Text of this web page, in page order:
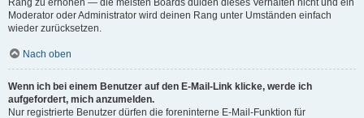
Rang zu erhöhen — die meisten Boards dulden dieses Verhalten nicht und ein
Moderator oder Administrator wird deinen Rang unter Umständen einfach
wieder zurücksetzen.
Nach oben
Wenn ich bei einem Benutzer auf den E-Mail-Link klicke, werde ich
aufgefordert, mich anzumelden.
Nur registrierte Benutzer dürfen die foreninterne E-Mail-Funktion für